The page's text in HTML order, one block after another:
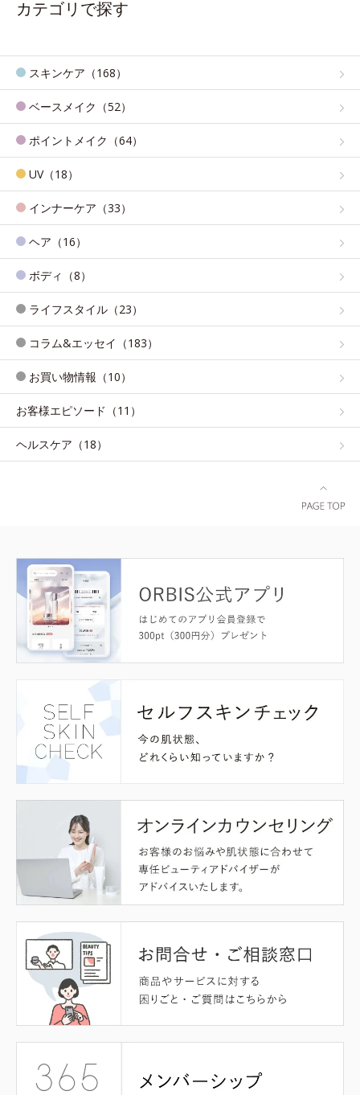
カテゴリで探す
スキンケア（168）
ベースメイク（52）
ポイントメイク（64）
UV（18）
インナーケア（33）
ヘア（16）
ボディ（8）
ライフスタイル（23）
コラム&エッセイ（183）
お買い物情報（10）
お客様エピソード（11）
ヘルスケア（18）